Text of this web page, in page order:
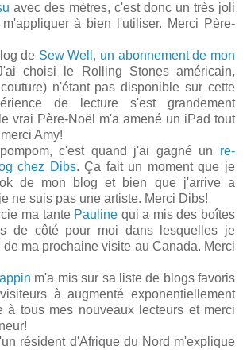
avec des mètres, c'est donc un très joli
à bien l'utiliser. Merci Père-
de Sew Well, un abonnement de mon
choisi le Rolling Stones américain,
n'étant pas disponible sur cette
de lecture s'est grandement
vrai Père-Noël m'a amené un iPad tout
Amy!
c'est quand j'ai gagné un re-
chez Dibs. Ça fait un moment que je
de mon blog et bien que j'arrive a
ne suis pas une artiste. Merci Dibs!
ma tante Pauline qui a mis des boîtes
de côté pour moi dans lesquelles je
ma prochaine visite au Canada. Merci
m'a mis sur sa liste de blogs favoris
à augmenté exponentiellement
à tous mes nouveaux lecteurs et merci
résident d'Afrique du Nord m'explique